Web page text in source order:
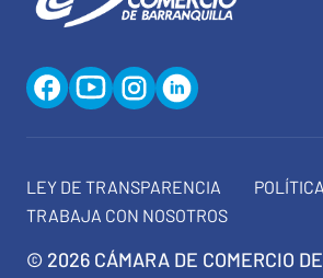
LEY DE TRANSPARENCIA
TRABAJA CON NOSOTROS
© 2026 CÁMARA DE COMERCIO